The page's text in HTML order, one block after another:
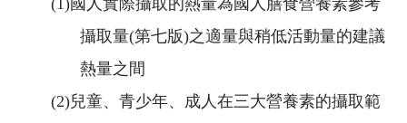
攝取量(第七版)之適量與稍低活動量的建議
熱量之間
(2)兒童、青少年、成人在三大營養素的攝取範